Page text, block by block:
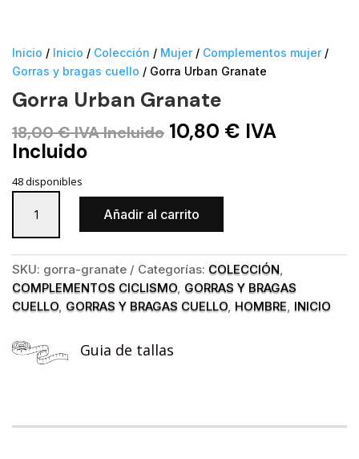
Inicio / Inicio / Colección / Mujer/ Complementos mujer/
Gorras y bragas cuello / Gorra Urban Granate
Gorra Urban Granate
18,00€IVA Incluido 10,80 € IVA
Incluido
48 disponibles
Urban
Granate
cantidad
Añadir al carrito
SKU: gorra-granate Categorías: COLECCIÓN
COMPLEMENTOS CICLISMO GORRAS Y BRAGAS
CUELLO GORRAS Y BRAGAS CUELLO HOMBRE INICIO
Guia de tallas